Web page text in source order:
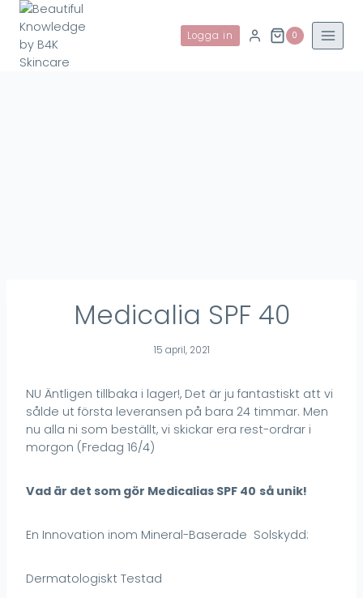
Skip
content
Logga in 0
Medicalia SPF 40
15 april, 2021
NU Äntligen tillbaka i lager!, Det är ju fantastiskt att vi
sålde ut första leveransen på bara 24 timmar. Men
nu alla ni som beställt, vi skickar era rest-ordrar i
morgon (Fredag 16/4)
Vad är det som gör Medicalias SPF 40 så unik!
En Innovation inom Mineral-Baserade Solskydd:
Dermatologiskt Testad